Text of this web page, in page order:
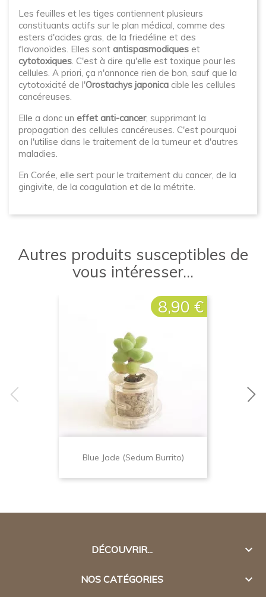
Les feuilles et les tiges contiennent plusieurs
constituants actifs sur le plan médical, comme des
esters d'acides gras, de la friedéline et des
flavonoïdes. Elles sont antispasmodiques et
cytotoxiques. C'est à dire qu'elle est toxique pour les
cellules. A priori, ça n'annonce rien de bon, sauf que la
cytotoxicité de l'Orostachys japonica cible les cellules
cancéreuses.
Elle a donc un effet anti-cancer, supprimant la
propagation des cellules cancéreuses. C'est pourquoi
on l'utilise dans le traitement de la tumeur et d'autres
maladies.
En Corée, elle sert pour le traitement du cancer, de la
gingivite, de la coagulation et de la métrite.
Autres produits susceptibles de
vous intéresser...
Blue Jade (Sedum Burrito)
Prix
8,90 €
DÉCOUVRIR... 
NOS CATÉGORIES 